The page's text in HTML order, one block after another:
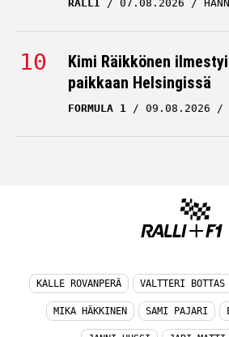
RALLI 07.08.2026
Kimi Räikkönen
paikkaan Helsingissä
FORMULA 1 09.08.2026
KALLE ROVANPERÄ VALTTERI BOTTAS
MIKA HÄKKINEN SAMI PAJARI